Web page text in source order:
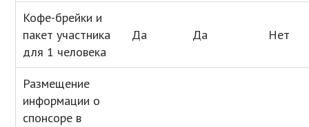
Кофе-брейки и
пакет участника
для 1 человека
Да Да Нет
Размещение
информации о
спонсоре в